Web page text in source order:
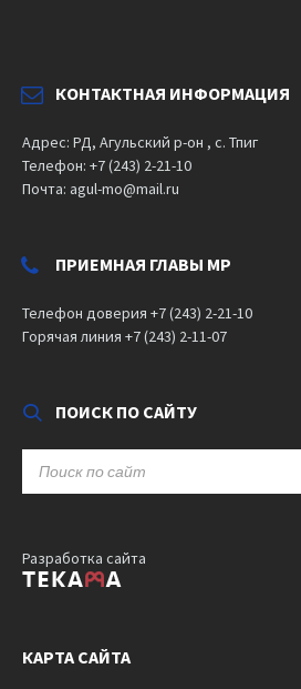
КОНТАКТНАЯ ИНФОРМАЦИЯ
Адрес: РД, Агульский р-он , с. Тпиг
Телефон: +7 (243) 2-21-10
Почта: agul-mo@mail.ru
ПРИЕМНАЯ ГЛАВЫ МР
Телефон доверия +7 (243) 2-21-10
Горячая линия +7 (243) 2-11-07
ПОИСК ПО САЙТУ
Разработка сайта
КАРТА САЙТА